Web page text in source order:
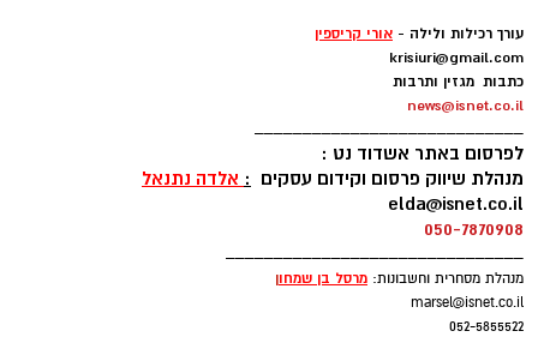
עורך רכילות ולילה - אורי קריספין
krisiuri@gmail.com
כתבות מגזין ותרבות
news@isnet.co.il
____________________________
לפרסום באתר אשדוד נט :
מנהלת שיווק פרסום וקידום עסקים : אלדה נתנאל
elda@isnet.co.il
050-7870908
_______________________________
מנהלת מסחרית וחשבונות: מרסל בן שמחון
marsel@isnet.co.il
052-5855522